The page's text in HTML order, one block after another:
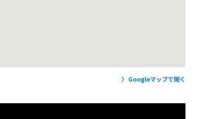
Googleマップで開く